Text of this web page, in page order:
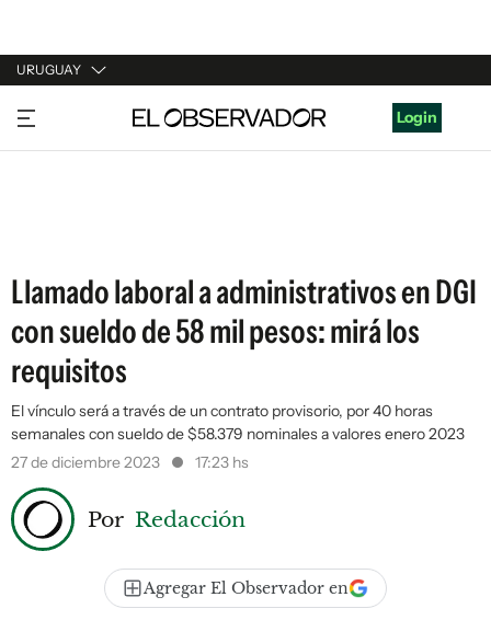
URUGUAY
URUGUAY
ARGENTINA
Login
Llamado laboral a administrativos en DGI
con sueldo de 58 mil pesos: mirá los
requisitos
El vínculo será a través de un contrato provisorio, por 40 horas
semanales con sueldo de $58.379 nominales a valores enero 2023
27 de diciembre 2023
17:23 hs
Por Redacción
Agregar El Observador en